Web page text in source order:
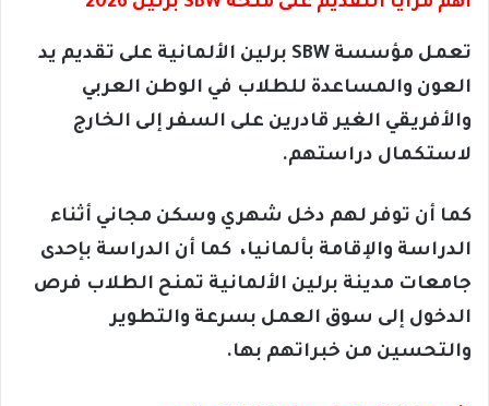
أهم مزايا التقديم على منحة SBW برلين 2026
تعمل مؤسسة SBW برلين الألمانية على تقديم يد
العون والمساعدة للطلاب في الوطن العربي
والأفريقي الغير قادرين على السفر إلى الخارج
لاستكمال دراستهم.
كما أن توفر لهم دخل شهري وسكن مجاني أثناء
الدراسة والإقامة بألمانيا، كما أن الدراسة بإحدى
جامعات مدينة برلين الألمانية تمنح الطلاب فرص
الدخول إلى سوق العمل بسرعة والتطوير
والتحسين من خبراتهم بها.